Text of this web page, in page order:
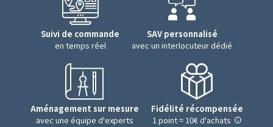
Suivi de commande
en temps réel
SAV personnalisé
avec un interlocuteur dédié
Aménagement sur mesure
avec une équipe d'experts
Fidélité récompensée
1 point = 10€ d'achats